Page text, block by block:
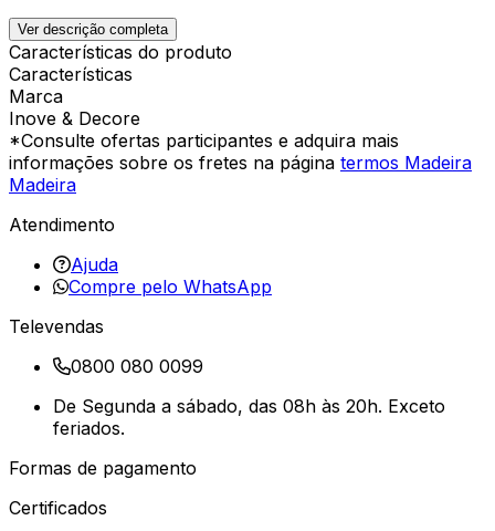
Ver descrição completa
Características do produto
Características
Marca
Inove & Decore
*Consulte ofertas participantes e adquira mais
informações sobre os fretes na página termos Madeira
Madeira
Atendimento
Ajuda
Compre pelo WhatsApp
Televendas
0800 080 0099
De Segunda a sábado, das 08h às 20h. Exceto
feriados.
Formas de pagamento
Certificados